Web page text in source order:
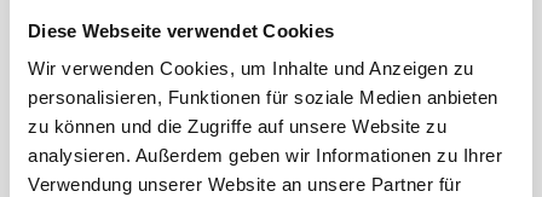
Diese Webseite verwendet Cookies
Wir verwenden Cookies, um Inhalte und Anzeigen zu
personalisieren, Funktionen für soziale Medien anbieten
zu können und die Zugriffe auf unsere Website zu
analysieren. Außerdem geben wir Informationen zu Ihrer
Verwendung unserer Website an unsere Partner für
Fachwissen bei Störungen und technischen
Fragen zur Seite. Darüber hinaus setzen sie
laufend Optimierungen und technische
Verbesserungen um, steigern die Effizienz